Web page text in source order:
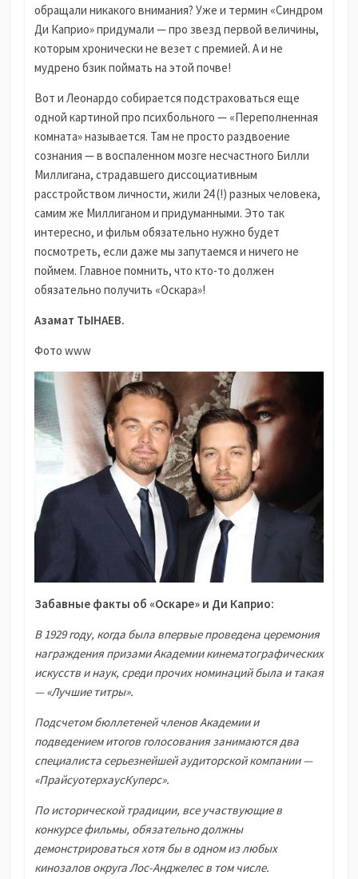
обращали никакого внимания? Уже и термин «Синдром
Ди Каприо» придумали — про звезд первой величины,
которым хронически не везет с премией. А и не
мудрено бзик поймать на этой почве!
Вот и Леонардо собирается подстраховаться еще
одной картиной про психбольного — «Переполненная
комната» называется. Там не просто раздвоение
сознания — в воспаленном мозге несчастного Билли
Миллигана, страдавшего диссоциативным
расстройством личности, жили 24 (!) разных человека,
самим же Миллиганом и придуманными. Это так
интересно, и фильм обязательно нужно будет
посмотреть, если даже мы запутаемся и ничего не
поймем. Главное помнить, что кто-то должен
обязательно получить «Оскара»!
Азамат ТЫНАЕВ.
Фото www
Забавные факты об «Оскаре» и Ди Каприо:
В 1929 году, когда была впервые проведена церемония
награждения призами Академии кинематографических
искусств и наук, среди прочих номинаций была и такая
— «Лучшие титры».
Подсчетом бюллетеней членов Академии и
подведением итогов голосования занимаются два
специалиста серьезнейшей аудиторской компании —
«ПрайсуотерхаусКуперс».
По исторической традиции, все участвующие в
конкурсе фильмы, обязательно должны
демонстрироваться хотя бы в одном из любых
кинозалов округа Лос-Анджелес в том числе.